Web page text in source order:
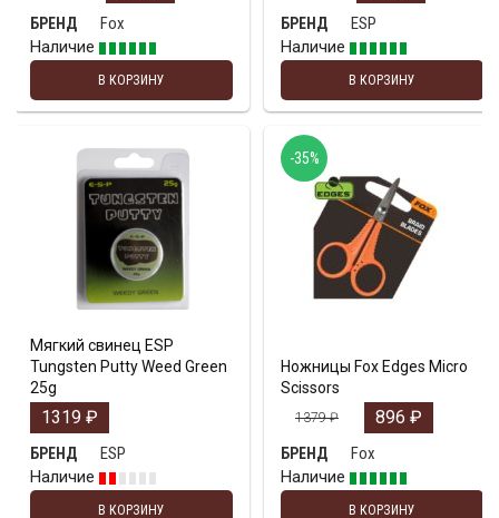
БРЕНД
Fox
Наличие
В КОРЗИНУ
БРЕНД
ESP
Наличие
В КОРЗИНУ
Мягкий свинец ESP
Tungsten Putty Weed Green
25g
1319 ₽
БРЕНД
ESP
Наличие
В КОРЗИНУ
Ножницы Fox Edges Micro
Scissors
1379₽ 896 ₽
БРЕНД
Fox
Наличие
В КОРЗИНУ
-35%